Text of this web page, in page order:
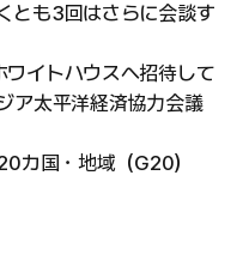
とも3回はさらに会談す
ワイトハウスへ招待して
ア太平洋経済協力会議
カ国・地域（G20）